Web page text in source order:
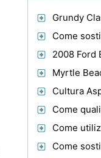
2008 Ford
Come